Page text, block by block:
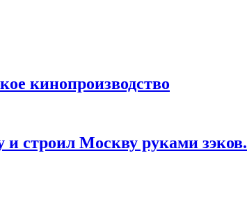
кинопроизводство
строил Москву руками